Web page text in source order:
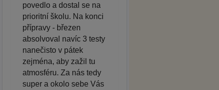
povedlo a dostal se na
prioritní školu. Na konci
přípravy - březen
absolvoval navíc 3 testy
nanečisto v pátek
zejména, aby zažil tu
atmosféru. Za nás tedy
super a okolo sebe Vás